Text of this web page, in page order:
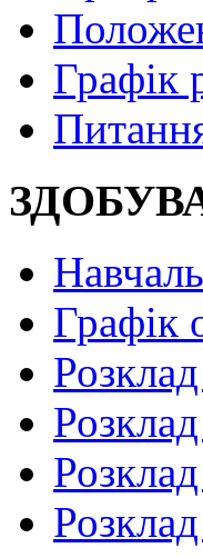
Графік
Графік
Розклад